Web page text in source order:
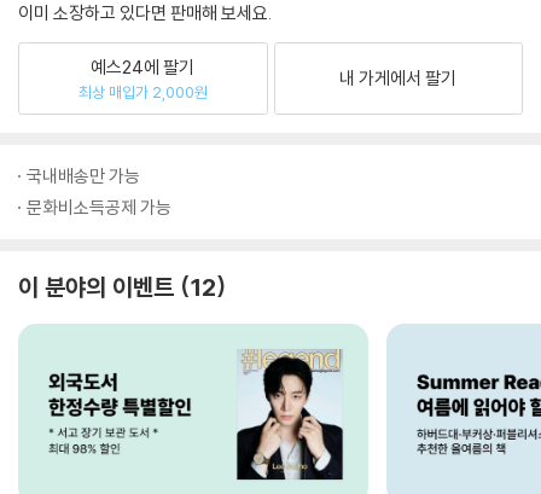
이미 소장하고 있다면 판매해 보세요.
예스24에 팔기
최상 매입가 2,000원
내 가게에서 팔기
국내배송만 가능
문화비소득공제 가능
이 분야의 이벤트 12